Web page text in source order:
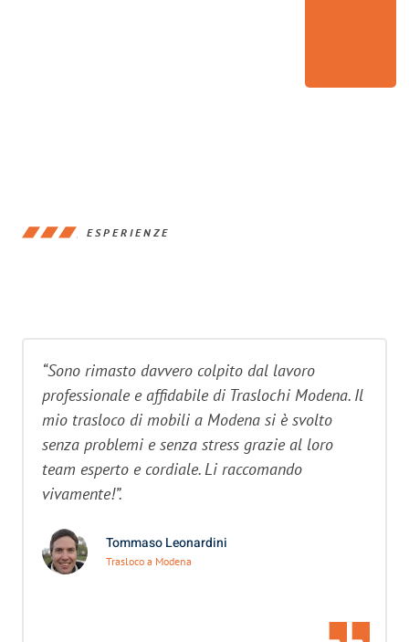
ESPERIENZE
“Sono rimasto davvero colpito dal lavoro
professionale e affidabile di Traslochi Modena. Il
mio trasloco di mobili a Modena si è svolto
senza problemi e senza stress grazie al loro
team esperto e cordiale. Li raccomando
vivamente!”.
Tommaso Leonardini
Trasloco a Modena